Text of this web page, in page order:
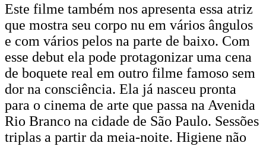
Este filme também nos apresenta essa atriz
que mostra seu corpo nu em vários ângulos
e com vários pelos na parte de baixo. Com
esse debut ela pode protagonizar uma cena
de boquete real em outro filme famoso sem
dor na consciência. Ela já nasceu pronta
para o cinema de arte que passa na Avenida
Rio Branco na cidade de São Paulo. Sessões
triplas a partir da meia-noite. Higiene não